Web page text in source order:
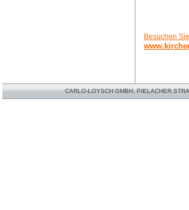
Besuchen
CARLO-LOYSCH GMBH. PIELACHER